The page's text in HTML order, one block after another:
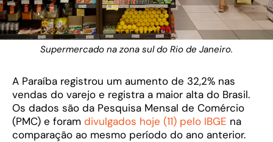
Supermercado na zona sul do Rio de Janeiro.
A Paraíba registrou um aumento de 32,2% nas
vendas do varejo e registra a maior alta do Brasil.
Os dados são da Pesquisa Mensal de Comércio
(PMC) e foram divulgados hoje (11) pelo IBGE na
comparação ao mesmo período do ano anterior.